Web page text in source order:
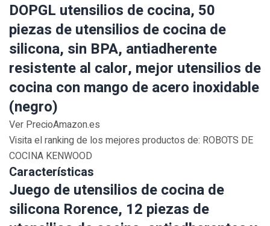
DOPGL utensilios de cocina, 50
piezas de utensilios de cocina de
silicona, sin BPA, antiadherente
resistente al calor, mejor utensilios de
cocina con mango de acero inoxidable
(negro)
Ver PrecioAmazon.es
Visita el ranking de los mejores productos de: ROBOTS DE
COCINA KENWOOD
Características
Juego de utensilios de cocina de
silicona Rorence, 12 piezas de